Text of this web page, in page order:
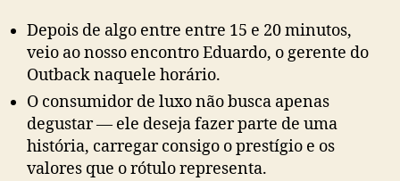
Depois de algo entre entre 15 e 20 minutos,
veio ao nosso encontro Eduardo, o gerente do
Outback naquele horário.
O consumidor de luxo não busca apenas
degustar — ele deseja fazer parte de uma
história, carregar consigo o prestígio e os
valores que o rótulo representa.